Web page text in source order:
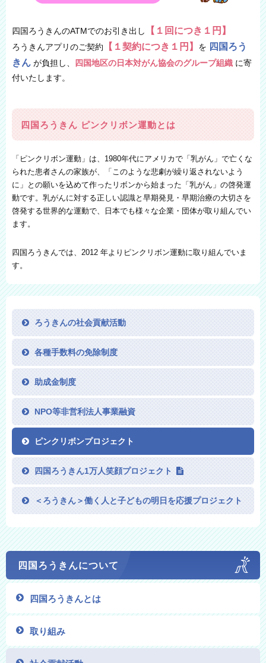
四国ろうきんのATMでのお引き出し 【１回につき１円】
ろうきんアプリのご契約 【１契約につき１円】 を 四国ろう
きん が負担し、 四国地区の日本対がん協会のグループ組織 に寄
付いたします。
四国ろうきん ピンクリボン運動とは
「ピンクリボン運動」は、1980年代にアメリカで「乳がん」で亡くな
られた患者さんの家族が、「このような悲劇が繰り返されないよう
に」との願いを込めて作ったリボンから始まった「乳がん」の啓発運
動です。乳がんに対する正しい認識と早期発見・早期治療の大切さを
啓発する世界的な運動で、日本でも様々な企業・団体が取り組んでい
ます。
四国ろうきんでは、2012 年よりピンクリボン運動に取り組んでいま
す。
ろうきんの社会貢献活動
各種手数料の免除制度
助成金制度
NPO等非営利法人事業融資
ピンクリボンプロジェクト
四国ろうきん1万人笑顔プロジェクト
＜ろうきん＞働く人と子どもの明日を応援プロジェクト
四国ろうきんについて
四国ろうきんとは
取り組み